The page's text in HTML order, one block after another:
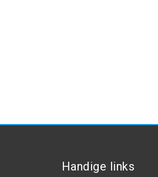
Handige links